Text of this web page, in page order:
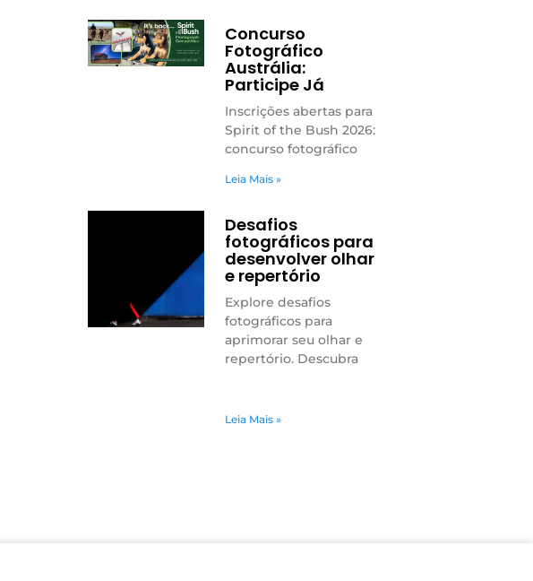
Concurso
Fotográfico
Austrália:
Participe Já
Inscrições abertas para
Spirit of the Bush 2026:
concurso fotográfico
Leia Mais »
Desafios
fotográficos para
desenvolver olhar
e repertório
Explore desafios
fotográficos para
aprimorar seu olhar e
repertório. Descubra
Leia Mais »